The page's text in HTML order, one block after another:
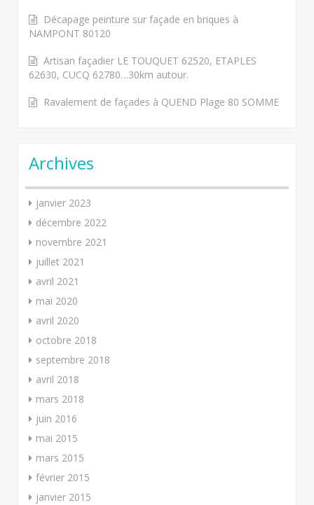
Décapage peinture sur façade en briques à
NAMPONT 80120
Artisan façadier LE TOUQUET 62520, ETAPLES
62630, CUCQ 62780…30km autour.
Ravalement de façades à QUEND Plage 80 SOMME
Archives
janvier 2023
décembre 2022
novembre 2021
juillet 2021
avril 2021
mai 2020
avril 2020
octobre 2018
septembre 2018
avril 2018
mars 2018
juin 2016
mai 2015
mars 2015
février 2015
janvier 2015